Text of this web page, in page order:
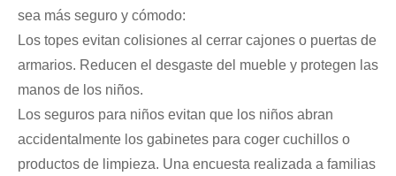
sea más seguro y cómodo:
Los topes evitan colisiones al cerrar cajones o puertas de
armarios. Reducen el desgaste del mueble y protegen las
manos de los niños.
Los seguros para niños evitan que los niños abran
accidentalmente los gabinetes para coger cuchillos o
productos de limpieza. Una encuesta realizada a familias